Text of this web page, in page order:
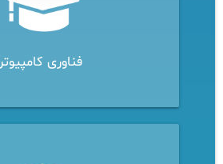
فناوری کامپیوتر